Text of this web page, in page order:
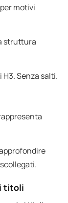
motivi
struttura
H3. Senza salti.
titoli